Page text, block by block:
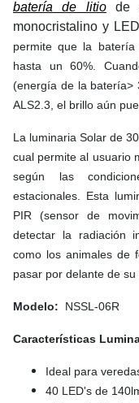
batería de litiode
monocristalino y
permite que la
hasta un 60%.
(energía de la batería>
ALS2.3, el brillo aún
La luminaria Solar de
cual permite al usuario
según las
estacionales. Esta
PIR (sensor de
detectar la radiación
como los animales de
pasar por delante de
Modelo: NSSL-06R
Características
Ideal para
40 LED's de